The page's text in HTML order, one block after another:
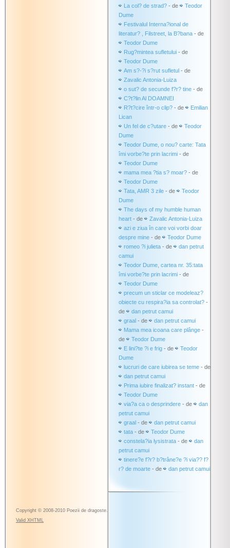
La col? de strad? - de
Teodor
Dume
Festivalul Interna?ional de
literatur? , Filstreet, la B?bana - de
Teodor Dume
Rug?mintea sufletului - de
Teodor Dume
Am s?-?i s?rut sufletul - de
Zavalic Antonia-Luiza
o sut? de secunde f?r? tine - de
C?t?lin Al DOAMNEI
R?t?cire într-o clip? - de
Emilian
Lican
Un fel de c?utare - de
Teodor
Dume
Teodor Dume, o nou? carte: Tata
îmi vorbe?te prin lacrimi - de
Teodor Dume
mama mea ?tia s? moar? - de
Teodor Dume
Tata, AMR 3 zile - de
Teodor
Dume
The days of my humble human
heart - de
Zavalic Antonia-Luiza
azi e ziua în care voi vorbi doar
despre mine - de
Teodor Dume
romeo ?i julieta - de
dan petrut
camui
Teodor Dume, cartea nr. 35:tata
îmi vorbe?te prin lacrimi - de
Teodor Dume
precum un sticlar ce modeleaz?
obiecte cu respira?ia sa controlat? -
de
dan petrut camui
graal - de
dan petrut camui
Mama mea icoana care plânge -
de
Teodor Dume
E lini?te ?i e frig - de
Teodor
Dume
lucruri de care iubirea se teme - de
dan petrut camui
Prima iubire finalizat? instant - de
Teodor Dume
via?a ca o desprindere - de
dan
petrut camui
graal - de
dan petrut camui
tata - de
Teodor Dume
constela?ia lysistrata - de
dan
petrut camui
tinere?e f?r? b?trâne?e ?i via?? f?
r? de moarte - de dan petrut camui
Copyright © 2008-2010 Poezii de dragoste.
Valid XHTML